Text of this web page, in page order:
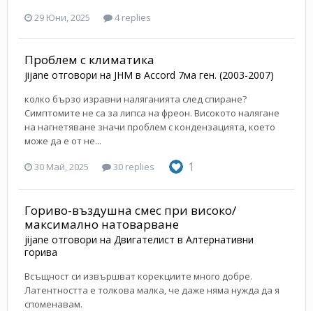
29 Юни, 2025
4 replies
Проблем с климатика
jijane отговори на JHM в Accord 7ма ген. (2003-2007)
колко бързо изравни наляганията след спиране?
Симптомите не са за липса на фреон. Високото налягане
на нагнетяване значи проблем с кондензацията, което
може да е от не...
30 Май, 2025 30 replies 1
Гориво-въздушна смес при високо/
максимално натоварване
jijane отговори на Двигателист в Алтернативни
горива
Всъщност си извършват корекциите много добре.
Латентността е толкова малка, че даже няма нужда да я
споменавам.